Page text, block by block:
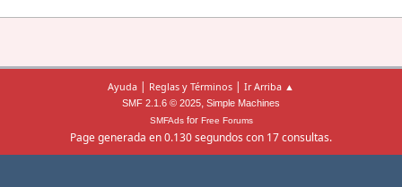
Ayuda | Reglas y Términos | Ir Arriba ▲
SMF 2.1.6 © 2025, Simple Machines
SMFAdsfor Free Forums
Page generada en 0.130 segundos con 17 consultas.